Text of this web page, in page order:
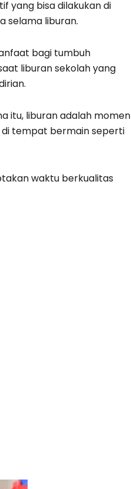
yang bisa dilakukan di
selama liburan.
bagi tumbuh
liburan sekolah yang
itu, liburan adalah momen
tempat bermain seperti
waktu berkualitas